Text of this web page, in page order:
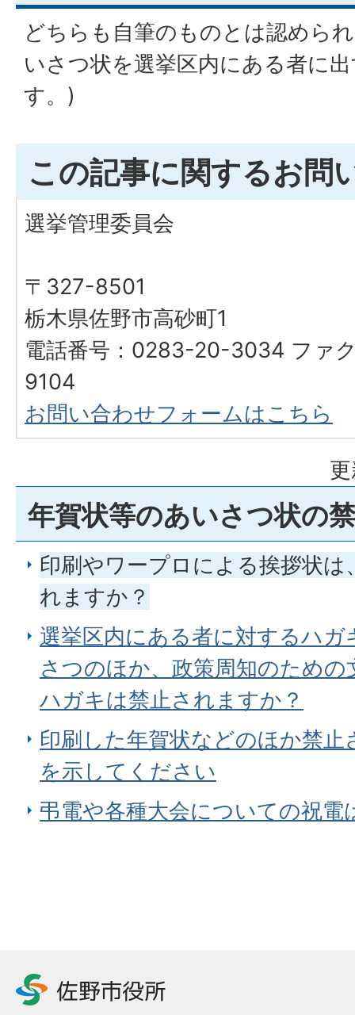
どちらも自筆のものとは認めら
いさつ状を選挙区内にある者に
す。)
この記事に関するお問
選挙管理委員会
〒327-8501
栃木県佐野市高砂町1
電話番号：0283-20-3034 ファ
9104
お問い合わせフォームはこちら
年賀状等のあいさつ状の
印刷やワープロによる挨拶状
れますか？
選挙区内にある者に対するハ
さつのほか、政策周知のため
ハガキは禁止されますか？
印刷した年賀状などのほか禁
を示してください
弔電や各種大会についての祝電